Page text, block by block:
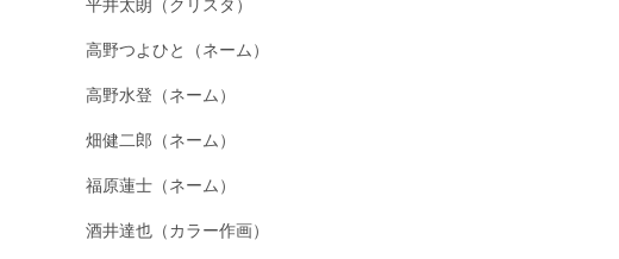
平井太朗（クリスタ）
高野つよひと（ネーム）
高野水登（ネーム）
畑健二郎（ネーム）
福原蓮士（ネーム）
酒井達也（カラー作画）